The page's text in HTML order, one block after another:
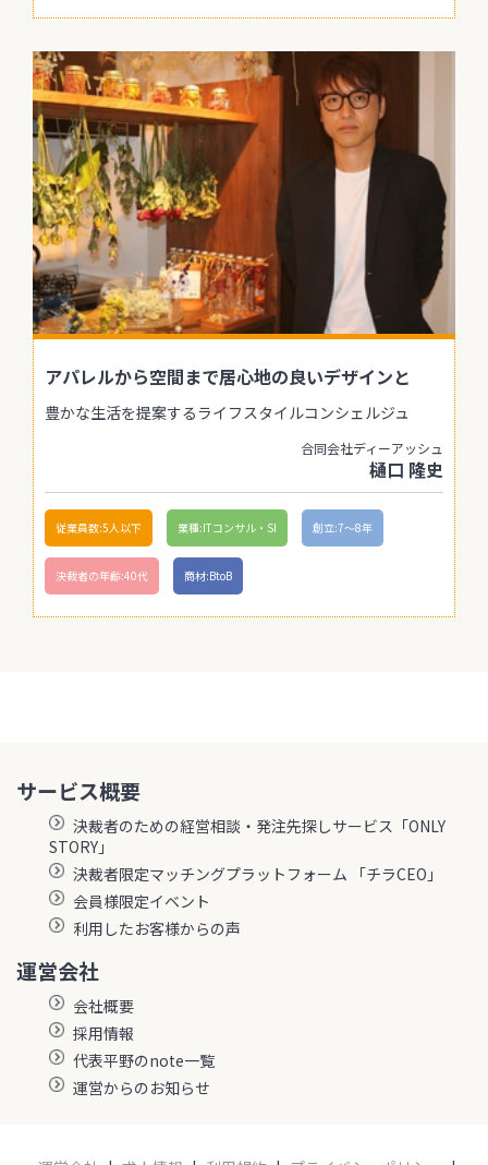
アパレルから空間まで居心地の良いデザインと
豊かな生活を提案するライフスタイルコンシェルジュ
合同会社ディーアッシュ
樋口 隆史
従業員数:5人以下 業種:ITコンサル・SI 創立:7〜8年
決裁者の年齢:40代 商材:BtoB
サービス概要
決裁者のための経営相談・発注先探しサービス「ONLY
STORY」
決裁者限定マッチングプラットフォーム 「チラCEO」
会員様限定イベント
利用したお客様からの声
運営会社
会社概要
採用情報
代表平野のnote一覧
運営からのお知らせ